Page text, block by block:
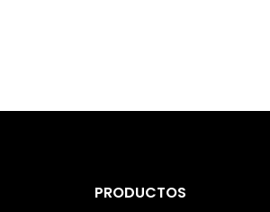
PRODUCTOS